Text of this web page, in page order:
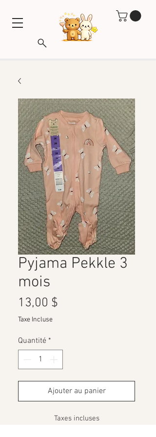
Pyjama Pekkle 3
mois
13,00 $
Taxe Incluse
Quantité *
Ajouter au panier
Taxes incluses